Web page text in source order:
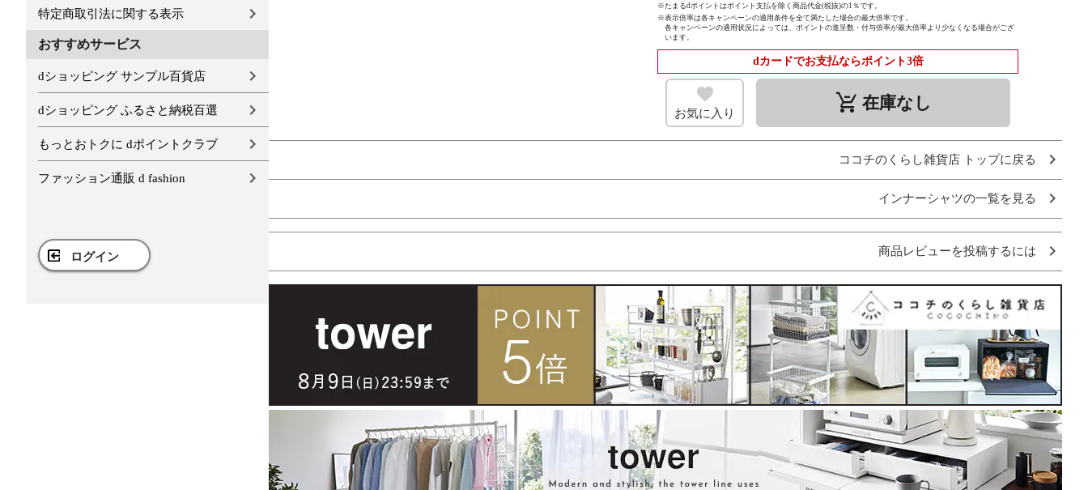
特定商取引法に関する表示
おすすめサービス
dショッピング サンプル百貨店
dショッピング ふるさと納税百選
もっとおトクに dポイントクラブ
ファッション通販 d fashion
ログイン
※たまるdポイントはポイント支払を除く商品代金(税抜)の1％です。
※表示倍率は各キャンペーンの適用条件を全て満たした場合の最大倍率です。
各キャンペーンの適用状況によっては、ポイントの進呈数・付与倍率が最大倍率より少なくなる場合がござ
います。
dカードでお支払ならポイント3倍
お気に入り remove_shopping_cart 在庫なし
ココチのくらし雑貨店 トップに戻る
インナーシャツの一覧を見る
商品レビューを投稿するには